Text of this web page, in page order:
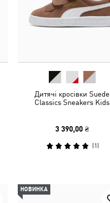
Дитячі кросівки Suede
Classics Sneakers Kids
3 390,00 ₴
(1 )
НОВИНКА